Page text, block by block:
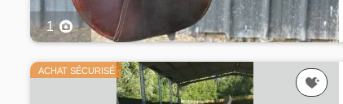
1
ACHAT SÉCURISÉ